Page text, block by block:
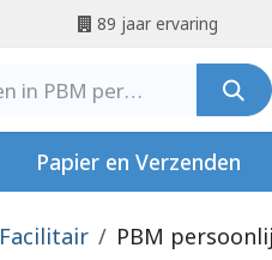
89 jaar ervaring
Papier en Verzenden
Facilitair PBM